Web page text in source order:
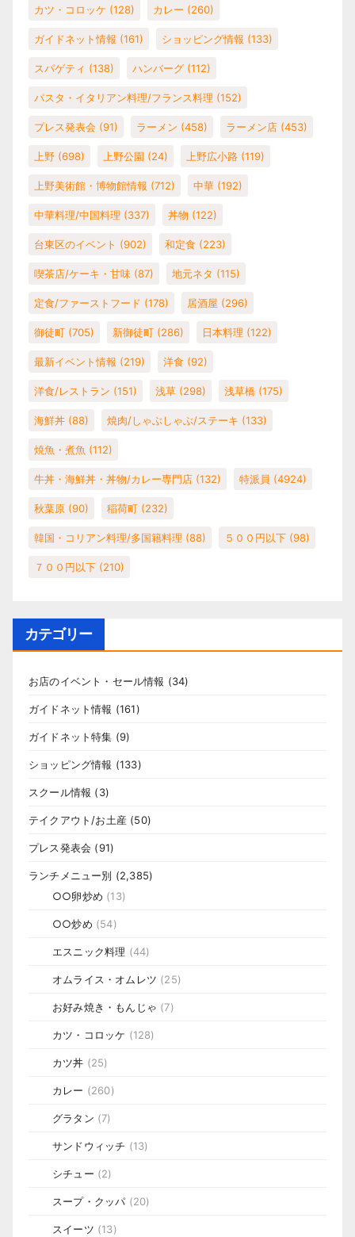
カツ・コロッケ (128) カレー (260)
ガイドネット情報 (161) ショッピング情報 (133)
スパゲティ (138) ハンバーグ (112)
パスタ・イタリアン料理/フランス料理 (152)
プレス発表会 (91) ラーメン (458) ラーメン店 (453)
上野 (698) 上野公園 (24) 上野広小路 (119)
上野美術館・博物館情報 (712) 中華 (192)
中華料理/中国料理 (337) 丼物 (122)
台東区のイベント (902) 和定食 (223)
喫茶店/ケーキ・甘味 (87) 地元ネタ (115)
定食/ファーストフード (178) 居酒屋 (296)
御徒町 (705) 新御徒町 (286) 日本料理 (122)
最新イベント情報 (219) 洋食 (92)
洋食/レストラン (151) 浅草 (298) 浅草橋 (175)
海鮮丼 (88) 焼肉/しゃぶしゃぶ/ステーキ (133)
焼魚・煮魚 (112)
牛丼・海鮮丼・丼物/カレー専門店 (132) 特派員 (4924)
秋葉原 (90) 稲荷町 (232)
韓国・コリアン料理/多国籍料理 (88) ５００円以下 (98)
７００円以下 (210)
カテゴリー
お店のイベント・セール情報 (34)
ガイドネット情報 (161)
ガイドネット特集 (9)
ショッピング情報 (133)
スクール情報 (3)
テイクアウト/お土産 (50)
プレス発表会 (91)
ランチメニュー別 (2,385)
○○卵炒め (13)
○○炒め (54)
エスニック料理 (44)
オムライス・オムレツ (25)
お好み焼き・もんじゃ (7)
カツ・コロッケ (128)
カツ丼 (25)
カレー (260)
グラタン (7)
サンドウィッチ (13)
シチュー (2)
スープ・クッパ (20)
スイーツ (13)